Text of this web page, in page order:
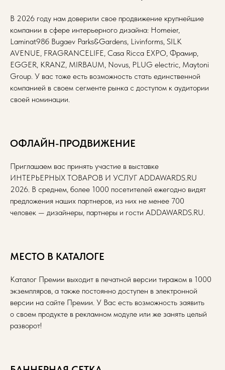
В 2026 году нам доверили свое продвижение крупнейшие
компании в сфере интерьерного дизайна: Homeier,
Laminat98б Bugaev Parks&Gardens, Livinforms, SILK
AVENUE, FRAGRANCELIFE, Casa Ricca EXPO, Фрамир,
EGGER, KRANZ, MIRBAUM, Novus, PLUG electric, Maytoni
Group. У вас тоже есть возможность стать единственной
компанией в своем сегменте рынка с доступом к аудитории
своей номинации.
ОФЛАЙН-ПРОДВИЖЕНИЕ
Приглашаем вас принять участие в выставке
ИНТЕРЬЕРНЫХ ТОВАРОВ И УСЛУГ ADDAWARDS.RU
2026. В среднем, более 1000 посетителей ежегодно видят
предложения наших партнеров, из них не менее 700
человек — дизайнеры, партнеры и гости ADDAWARDS.RU.
МЕСТО В КАТАЛОГЕ
Каталог Премии выходит в печатной версии тиражом в 1000
экземпляров, а также постоянно доступен в электронной
версии на сайте Премии. У Вас есть возможность заявить
о своем продукте в рекламном модуле или же занять целый
разворот!